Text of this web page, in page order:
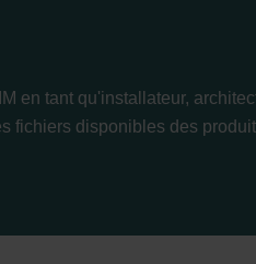
en tant qu'installateur,
fichiers disponibles des